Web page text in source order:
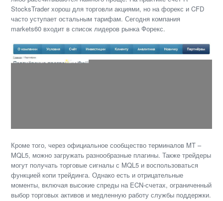
StocksTrader хорош для торговли акциями, но на форекс и CFD
часто уступает остальным тарифам. Сегодня компания
markets60 входит в список лидеров рынка Форекс.
Кроме того, через официальное сообщество терминалов MT –
MQL5, можно загружать разнообразные плагины. Также трейдеры
могут получать торговые сигналы с MQL5 и воспользоваться
функцией копи трейдинга. Однако есть и отрицательные
моменты, включая высокие спреды на ECN-счетах, ограниченный
выбор торговых активов и медленную работу службы поддержки.